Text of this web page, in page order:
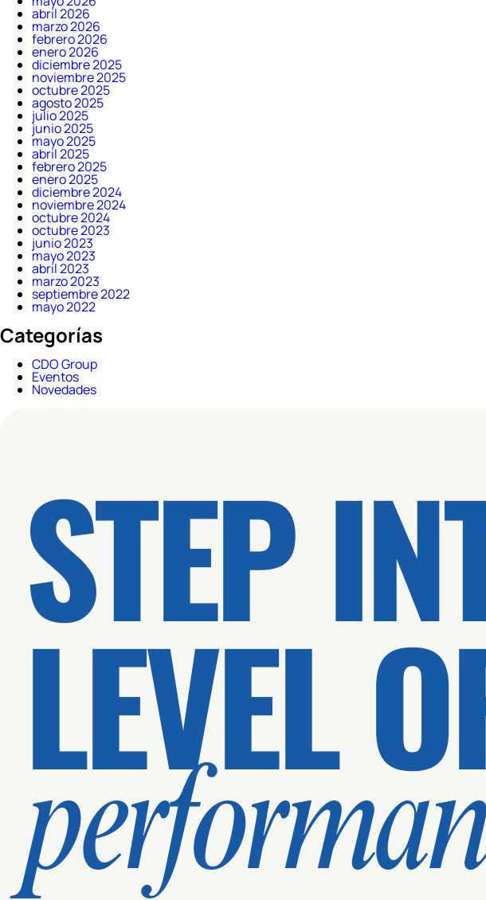
abril 2026
marzo 2026
febrero 2026
enero 2026
diciembre 2025
noviembre 2025
octubre 2025
agosto 2025
julio 2025
junio 2025
mayo 2025
abril 2025
febrero 2025
enero 2025
diciembre 2024
noviembre 2024
octubre 2024
octubre 2023
junio 2023
mayo 2023
abril 2023
marzo 2023
septiembre 2022
mayo 2022
Categorías
CDO Group
Eventos
Novedades
STEP
LEVEL